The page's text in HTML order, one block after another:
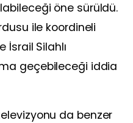
öne sürüldü.
ile koordineli
İsrail Silahlı
geçebileceği iddia
da benzer